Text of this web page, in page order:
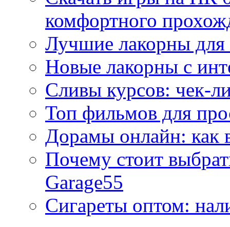
комфортного
Лучшие лакорны для
Новые лакорны с
Сливы курсов: чек-
Топ фильмов для
Дорамы онлайн: как
Почему стоит
Garage55
Сигареты оптом: